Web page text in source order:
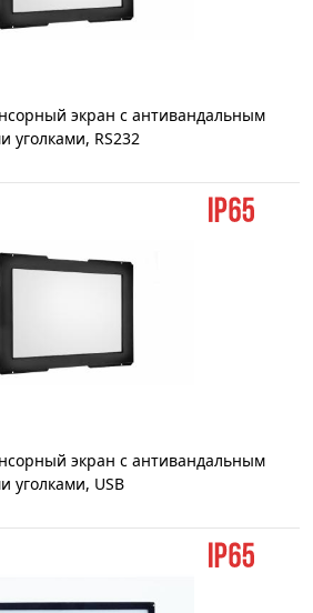
экран с антивандальным
уголками, RS232
экран с антивандальным
уголками, USB